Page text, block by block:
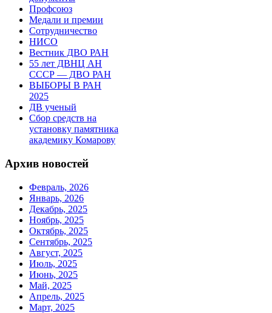
Профсоюз
Медали и премии
Сотрудничество
НИСО
Вестник ДВО РАН
55 лет ДВНЦ АН
СССР — ДВО РАН
ВЫБОРЫ В РАН
2025
ДВ ученый
Сбор средств на
установку памятника
академику Комарову
Архив новостей
Февраль, 2026
Январь, 2026
Декабрь, 2025
Ноябрь, 2025
Октябрь, 2025
Сентябрь, 2025
Август, 2025
Июль, 2025
Июнь, 2025
Май, 2025
Апрель, 2025
Март, 2025